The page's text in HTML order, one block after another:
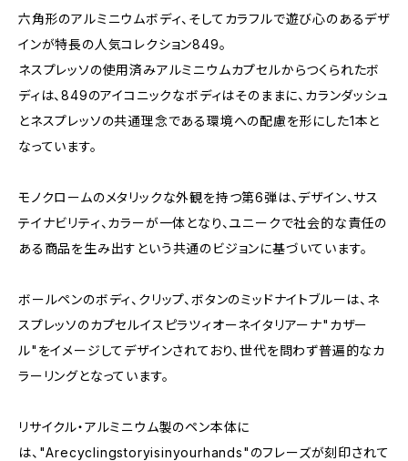
六角形のアルミニウムボディ、そしてカラフルで遊び心のあるデザ
インが特長の人気コレクション849。
ネスプレッソの使用済みアルミニウムカプセルからつくられたボ
ディは、849のアイコニックなボディはそのままに、カランダッシュ
とネスプレッソの共通理念である環境への配慮を形にした1本と
なっています。
モノクロームのメタリックな外観を持つ第6弾は、デザイン、サス
テイナビリティ、カラーが一体となり、ユニークで社会的な責任の
ある商品を生み出すという共通のビジョンに基づいています。
ボールペンのボディ、クリップ、ボタンのミッドナイトブルーは、ネ
スプレッソのカプセルイスピラツィオーネイタリアーナ"カザー
ル"をイメージしてデザインされており、世代を問わず普遍的なカ
ラーリングとなっています。
リサイクル・アルミニウム製のペン本体に
は、"Arecyclingstoryisinyourhands"のフレーズが刻印されて